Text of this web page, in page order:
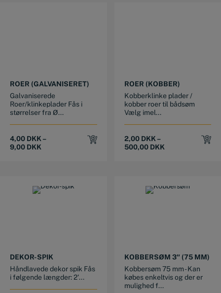
ROER (GALVANISERET)
Galvaniserede
Roer/klinkeplader Fås i
størrelser fra Ø...
4,00 DKK –
9,00 DKK
ROER (KOBBER)
Kobberklinke plader /
kobber roer til bådsøm
Vælg imel...
2,00 DKK –
500,00 DKK
DEKOR-SPIK
Håndlavede dekor spik Fås
i følgende længder: 2'...
KOBBERSØM 3″ (75 MM)
Kobbersøm 75 mm - Kan
købes enkeltvis og der er
mulighed f...